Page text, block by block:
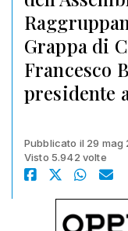
Grappa di
Francesco
presidente
Pubblicato il 29 mag
Visto 5.942 volte